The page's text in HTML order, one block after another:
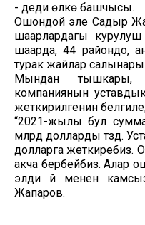
- деди өлкө башчысы.
Ошондой эле Садыр
шаарлардагы
шаарда, 44 райондо,
турак жайлар
Мындан тышкары,
компаниянын
жеткирилгенин
“2021-жылы бул
млрд долларды түздү.
долларга жеткиребиз.
акча бербейбиз. Алар
элди үй менен
Жапаров.